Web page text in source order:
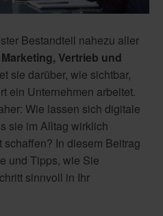
Bestandteil nahezu aller
Marketing, Vertrieb und
sie darüber, wie sichtbar,
ein Unternehmen arbeitet.
Wie lassen sich digitale
sie im Alltag wirklich
In diesem Beitrag
und Tipps, wie Sie
sinnvoll in Ihr